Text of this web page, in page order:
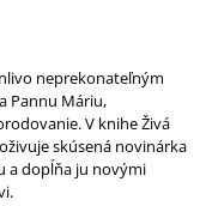
neprekonateľným
Pannu Máriu,
V knihe Živá
skúsená novinárka
a dopĺňa ju novými